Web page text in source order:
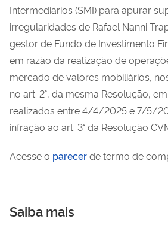
Intermediários (SMI) para apurar
irregularidades de Rafael Nanni
gestor de Fundo de Investimento
em razão da realização de
mercado de valores mobiliários,
no art. 2°, da mesma Resolução,
realizados entre 4/4/2025 e 7/5/
infração ao art. 3° da Resolução
Acesse o parecerde termo de
Saiba mais